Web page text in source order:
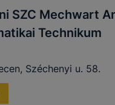
SZC Mechwart
Technikum
Széchenyi u. 58.